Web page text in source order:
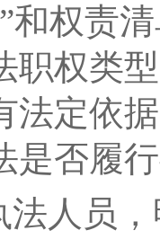
和权责
职权类
法定依
是否履
法人员